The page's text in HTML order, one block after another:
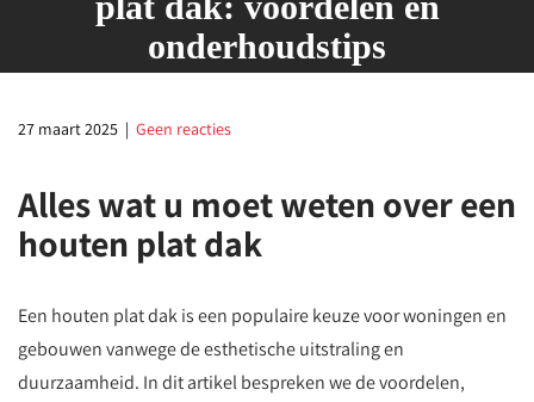
onderhoudstips
27 maart 2025 | Geen reacties
Alles wat u moet weten over een
houten plat dak
Een houten plat dak is een populaire keuze voor woningen en
gebouwen vanwege de esthetische uitstraling en
duurzaamheid. In dit artikel bespreken we de voordelen,